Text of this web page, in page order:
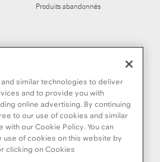
Produits abandonnés
Inc. 2026
similar technologies to deliver
and to provide you with
online advertising. By continuing
to our use of cookies and similar
our Cookie Policy. You can
of cookies on this website by
clicking on Cookies